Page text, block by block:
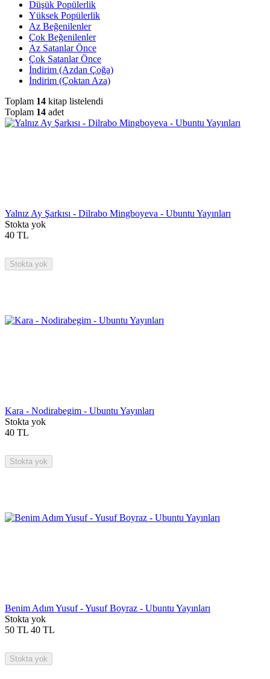
Düşük Popülerlik
Yüksek Popülerlik
Az Beğenilenler
Çok Beğenilenler
Az Satanlar Önce
Çok Satanlar Önce
İndirim (Azdan Çoğa)
İndirim (Çoktan Aza)
Toplam 14 kitap listelendi
Toplam 14 adet
Yalnız Ay Şarkısı - Dilrabo Mingboyeva - Ubuntu Yayınları
Stokta yok
40 TL
Stokta yok
Kara - Nodirabegim - Ubuntu Yayınları
Stokta yok
40 TL
Stokta yok
Benim Adım Yusuf - Yusuf Boyraz - Ubuntu Yayınları
Stokta yok
50 TL 40 TL
Stokta yok